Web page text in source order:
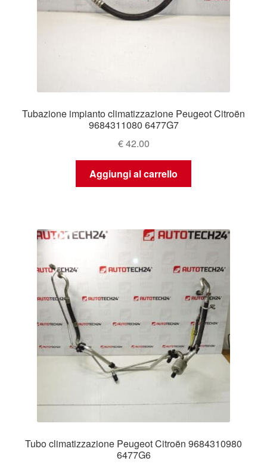
Tubazione impianto climatizzazione Peugeot Citroën
9684311080 6477G7
€42.00
Aggiungi al carrello
Tubo climatizzazione Peugeot Citroën 9684310980
6477G6